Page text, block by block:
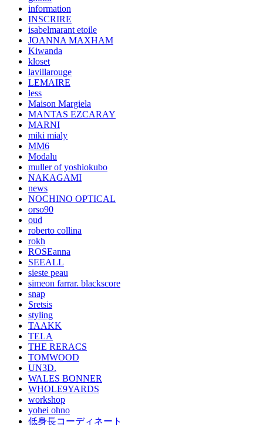
information
INSCRIRE
isabelmarant etoile
JOANNA MAXHAM
Kiwanda
kloset
lavillarouge
LEMAIRE
less
Maison Margiela
MANTAS EZCARAY
MARNI
miki mialy
MM6
Modalu
muller of yoshiokubo
NAKAGAMI
news
NOCHINO OPTICAL
orso90
oud
roberto collina
rokh
ROSEanna
SEEALL
sieste peau
simeon farrar. blackscore
snap
Sretsis
styling
TAAKK
TELA
THE RERACS
TOMWOOD
UN3D.
WALES BONNER
WHOLE9YARDS
workshop
yohei ohno
低身長コーディネート